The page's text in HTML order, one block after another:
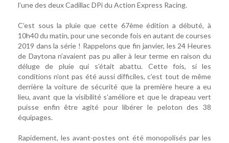
l’une des deux Cadillac DPi du Action Express Racing.
C’est sous la pluie que cette 67ème édition a débuté, à
10h40 du matin, pour une seconde fois en autant de courses
2019 dans la série ! Rappelons que fin janvier, les 24 Heures
de Daytona n’avaient pas pu aller à leur terme en raison du
déluge de pluie qui s’était abattu. Cette fois, si les
conditions n’ont pas été aussi difficiles, c’est tout de même
derrière la voiture de sécurité que la première heure a eu
lieu, avant que la visibilité s’améliore et que le drapeau vert
puisse enfin être agité pour libérer le peloton des 38
équipages.
Rapidement, les avant-postes ont été monopolisés par les